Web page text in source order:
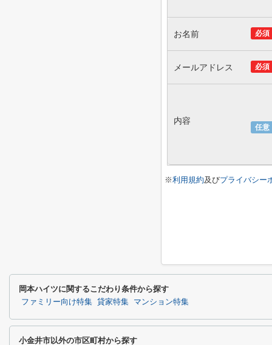
必須
お名前
必須
メールアドレス
任意
内容
※利用規約及びプライバシー
岡本ハイツに関するこだわり条件から探す
ファミリー向け特集 貸家特集 マンション特集
小金井市以外の市区町村から探す